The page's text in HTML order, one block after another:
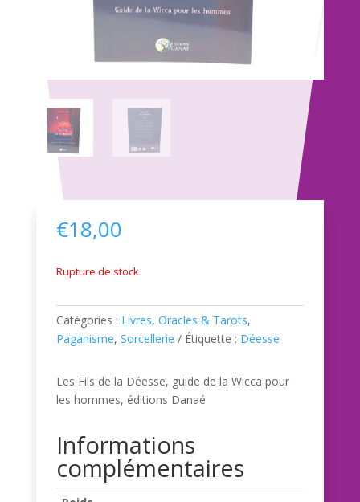
€18,00
Rupture de stock
Catégories : Livres, Oracles & Tarots,
Paganisme, Sorcellerie Étiquette : Déesse
Les Fils de la Déesse, guide de la Wicca pour
les hommes, éditions Danaé
Informations
complémentaires